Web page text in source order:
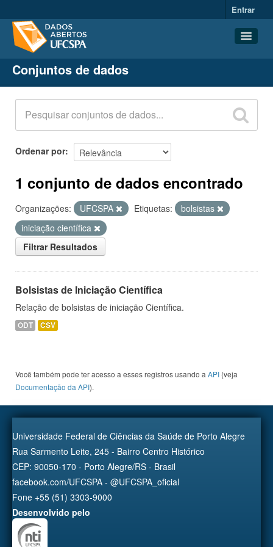
Entrar
Conjuntos de dados
Organizações
Grupos
Sobre
Conjuntos de dados
Ordenar por
1 conjunto de dados encontrado
Organizações: UFCSPA Etiquetas:
bolsistas
iniciação científica
Filtrar Resultados
Bolsistas de Iniciação Científica
Relação de bolsistas de iniciação Científica.
ODT CSV
Você também pode ter acesso a esses registros usando a API (veja
Documentação da API).
Universidade Federal de Ciências da Saúde de Porto Alegre
Rua Sarmento Leite, 245 - Bairro Centro Histórico
CEP: 90050-170 - Porto Alegre/RS - Brasil
facebook.com/UFCSPA - @UFCSPA_oficial
Fone +55 (51) 3303-9000
Desenvolvido pelo